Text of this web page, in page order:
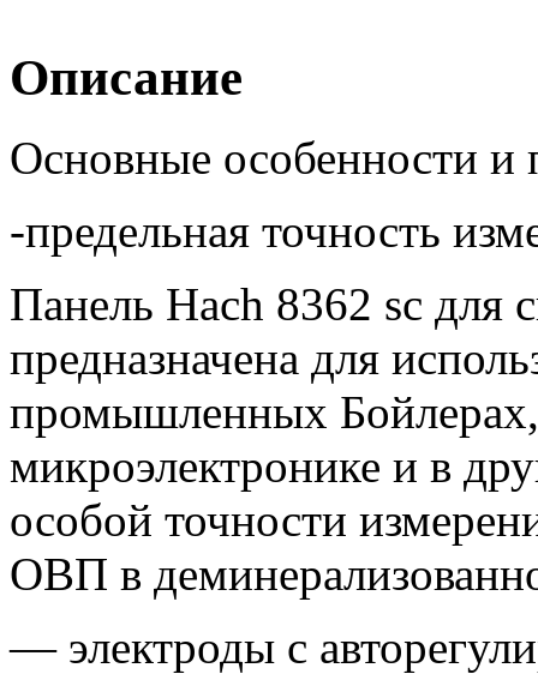
Описание
Основные особенности и
-предельная точность
Панель Hach 8362 sc для
предназначена для
промышленных
микроэлектронике и в
особой точности
ОВП в
— электроды с